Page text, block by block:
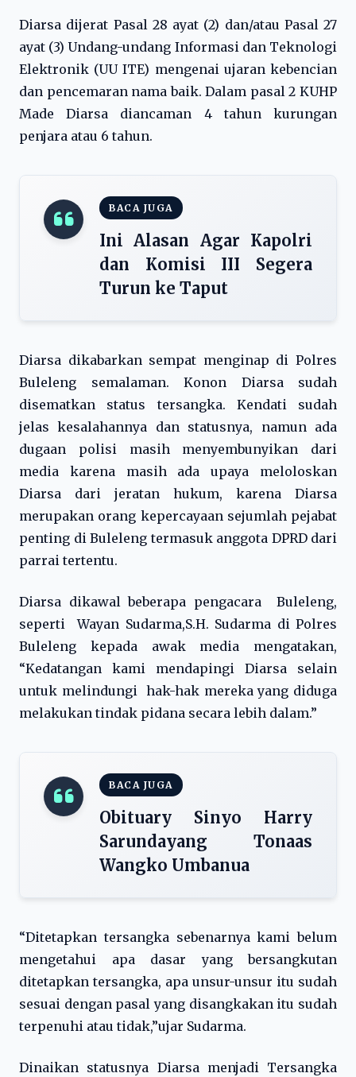
Diarsa dijerat Pasal 28 ayat (2) dan/atau Pasal 27
ayat (3) Undang-undang Informasi dan Teknologi
Elektronik (UU ITE) mengenai ujaran kebencian
dan pencemaran nama baik. Dalam pasal 2 KUHP
Made Diarsa diancaman 4 tahun kurungan
penjara atau 6 tahun.
BACA JUGA
Ini Alasan Agar Kapolri
dan Komisi III Segera
Turun ke Taput
Diarsa dikabarkan sempat menginap di Polres
Buleleng semalaman. Konon Diarsa sudah
disematkan status tersangka. Kendati sudah
jelas kesalahannya dan statusnya, namun ada
dugaan polisi masih menyembunyikan dari
media karena masih ada upaya meloloskan
Diarsa dari jeratan hukum, karena Diarsa
merupakan orang kepercayaan sejumlah pejabat
penting di Buleleng termasuk anggota DPRD dari
parrai tertentu.
Diarsa dikawal beberapa pengacara Buleleng,
seperti Wayan Sudarma,S.H. Sudarma di Polres
Buleleng kepada awak media mengatakan,
“Kedatangan kami mendapingi Diarsa selain
untuk melindungi hak-hak mereka yang diduga
melakukan tindak pidana secara lebih dalam.”
BACA JUGA
Obituary Sinyo Harry
Sarundayang Tonaas
Wangko Umbanua
“Ditetapkan tersangka sebenarnya kami belum
mengetahui apa dasar yang bersangkutan
ditetapkan tersangka, apa unsur-unsur itu sudah
sesuai dengan pasal yang disangkakan itu sudah
terpenuhi atau tidak,”ujar Sudarma.
Dinaikan statusnya Diarsa menjadi Tersangka